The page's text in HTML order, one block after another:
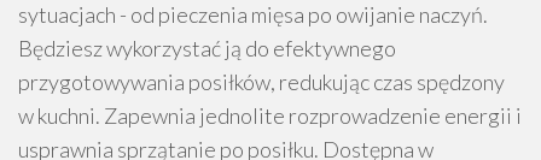
sytuacjach - od pieczenia mięsa po owijanie naczyń.
Będziesz wykorzystać ją do efektywnego
przygotowywania posiłków, redukując czas spędzony
w kuchni. Zapewnia jednolite rozprowadzenie energii i
usprawnia sprzątanie po posiłku. Dostępna w